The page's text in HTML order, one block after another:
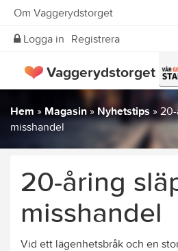
Om Vaggerydstorget
Logga in Registrera
Vaggerydstorget
Hem » Magasin» Nyhetstips »
misshandel
20-åring
misshandel
Vid ett lägenhetsbråk och en